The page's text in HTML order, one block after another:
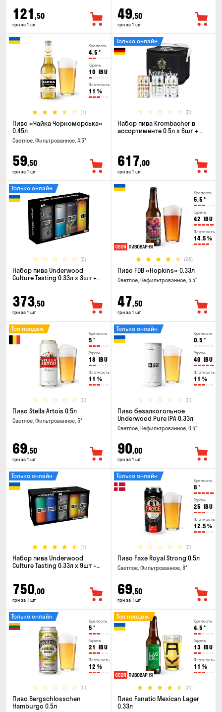
121 ,50
грн за 1 шт
49,50
грн за 1 шт
Крепость
4.5 °
Горечь
10 IBU
Плотность
11 %
(1)
Пиво «Чайка Чорноморська»
0.45л
Светлое, Фильтрованное, 4.5°
59,50
грн за 1 шт
(0)
Только онлайн
Набор пива Krombacher в
ассортименте 0.5л х 6шт +
617,00
грн за 1 шт
(0)
Только онлайн
Набор пива Underwood
Culture Tasting 0.33л x 3шт +
373,50
грн за 1 шт
Крепость
5.5 °
Горечь
42 IBU
Плотность
14.5 %
(28)
Пиво FDB «Hopkins» 0.33л
Светлое, Нефильтрованное, 5.5°
47,50
грн за 1 шт
Крепость
5 °
Горечь
18 IBU
Плотность
11 %
(0)
Топ продаж
Пиво Stella Artois 0.5л
Светлое, Фильтрованное, 5°
69,50
грн за 1 шт
Крепость
0.5 °
Горечь
40 IBU
Плотность
11 %
(0)
Только онлайн
Пиво безалкогольное
Underwood Pure IPA 0.33л
Светлое, Нефильтрованное, 0.5°
90,00
грн за 1 шт
(1)
Только онлайн
Набор пива Underwood
Culture Tasting 0.33л x 9шт +
750,00
грн за 1 шт
Крепость
8 °
Горечь
25 IBU
Плотность
12.5 %
(0)
Только онлайн
Пиво Faxe Royal Strong 0.5л
Светлое, Фильтрованное, 8°
69,50
грн за 1 шт
Крепость
5 °
Горечь
21 IBU
Плотность
12 %
(0)
Только онлайн
Пиво Bergschlosschen
Hamburgo 0.5л
Крепость
4.5 °
Горечь
13 IBU
Плотность
11 %
(2)
Топ продаж
Пиво Fanatic Mexican Lager
0.33л